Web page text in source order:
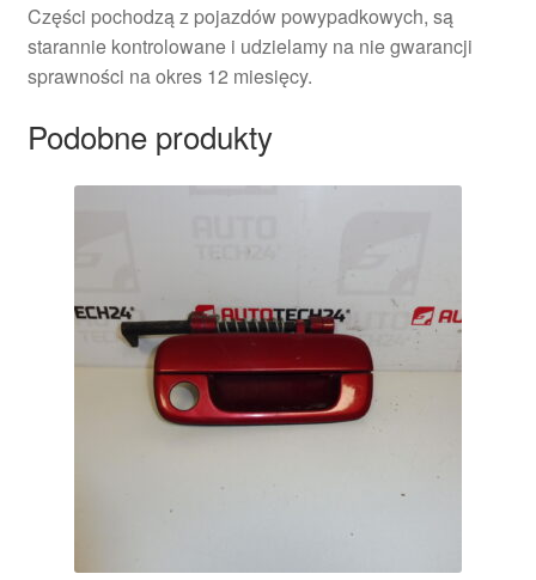
Części pochodzą z pojazdów powypadkowych, są
starannie kontrolowane i udzielamy na nie gwarancji
sprawności na okres 12 miesięcy.
Podobne produkty